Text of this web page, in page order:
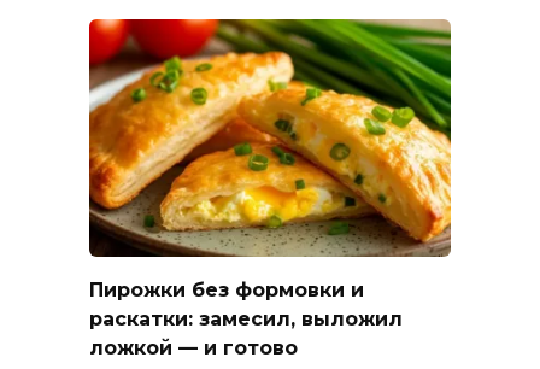
Пирожки без формовки и
раскатки: замесил, выложил
ложкой — и готово